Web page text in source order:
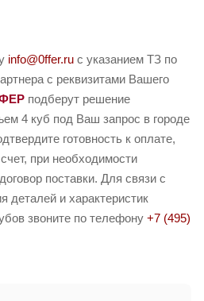
info@0ffer.ru с указанием ТЗ по
с реквизитами Вашего
подберут решение
4 куб под Ваш запрос в городе
готовность к оплате,
при необходимости
поставки. Для связи с
деталей и характеристик
звоните по телефону +7 (495)